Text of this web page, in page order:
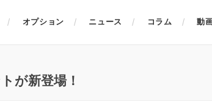
オプション ニュース コラム 動
が新登場！